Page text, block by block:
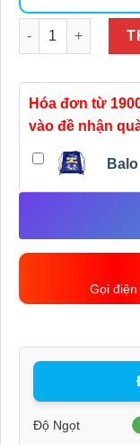
Số lượng
Hóa đơn từ
vào đề nhận
Gọi
Độ Ngọt